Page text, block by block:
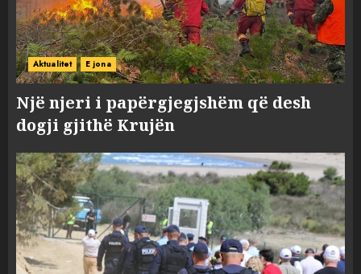
Aktualitet E jona
Një njeri i papërgjegjshëm që desh
dogji gjithë Krujën